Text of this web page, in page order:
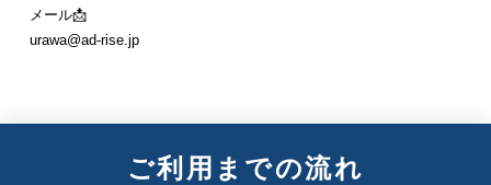
メール📩
urawa@ad-rise.jp
ご利用までの流れ